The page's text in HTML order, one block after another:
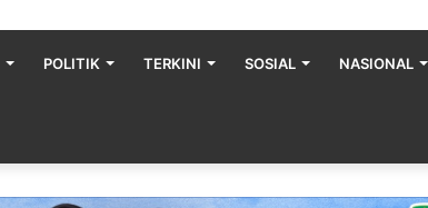
POLITIK TERKINI SOSIAL NASIONAL